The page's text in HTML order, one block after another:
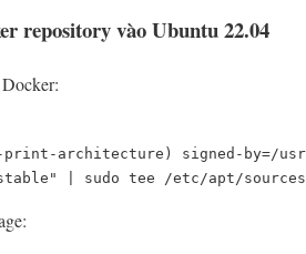
repository vào Ubuntu 22.04
print-architecture) signed-by=/
| sudo tee /etc/apt/